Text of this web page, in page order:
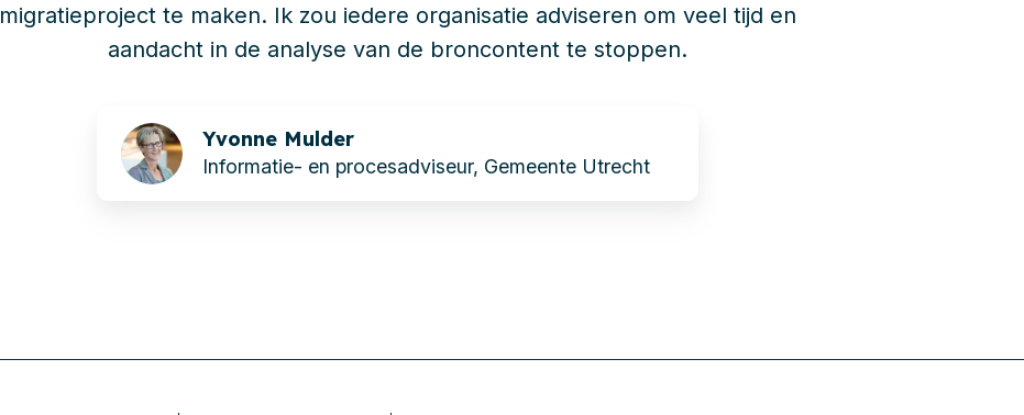
migratieproject te maken. Ik zou iedere organisatie adviseren om veel tijd en
aandacht in de analyse van de broncontent te stoppen.
Yvonne Mulder
Informatie- en procesadviseur, Gemeente Utrecht